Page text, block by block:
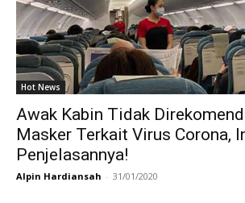
Hot News
Awak Kabin Tidak
Masker Terkait Virus Corona,
Penjelasannya!
Alpin Hardiansah - 31/01/2020